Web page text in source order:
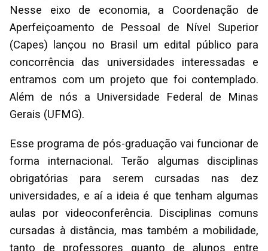
Nesse eixo de economia, a Coordenação de
Aperfeiçoamento de Pessoal de Nível Superior
(Capes) lançou no Brasil um edital público para
concorrência das universidades interessadas e
entramos com um projeto que foi contemplado.
Além de nós a Universidade Federal de Minas
Gerais (UFMG).
Esse programa de pós-graduação vai funcionar de
forma internacional. Terão algumas disciplinas
obrigatórias para serem cursadas nas dez
universidades, e aí a ideia é que tenham algumas
aulas por videoconferência. Disciplinas comuns
cursadas à distância, mas também a mobilidade,
tanto de professores quanto de alunos entre